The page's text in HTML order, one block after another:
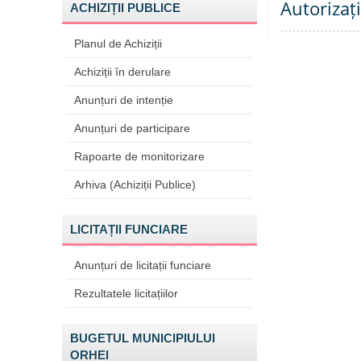
ACHIZIȚII PUBLICE
Planul de Achiziții
Achiziții în derulare
Anunțuri de intenție
Anunțuri de participare
Rapoarte de monitorizare
Arhiva (Achiziții Publice)
LICITAȚII FUNCIARE
Anunțuri de licitații funciare
Rezultatele licitațiilor
BUGETUL MUNICIPIULUI
ORHEI